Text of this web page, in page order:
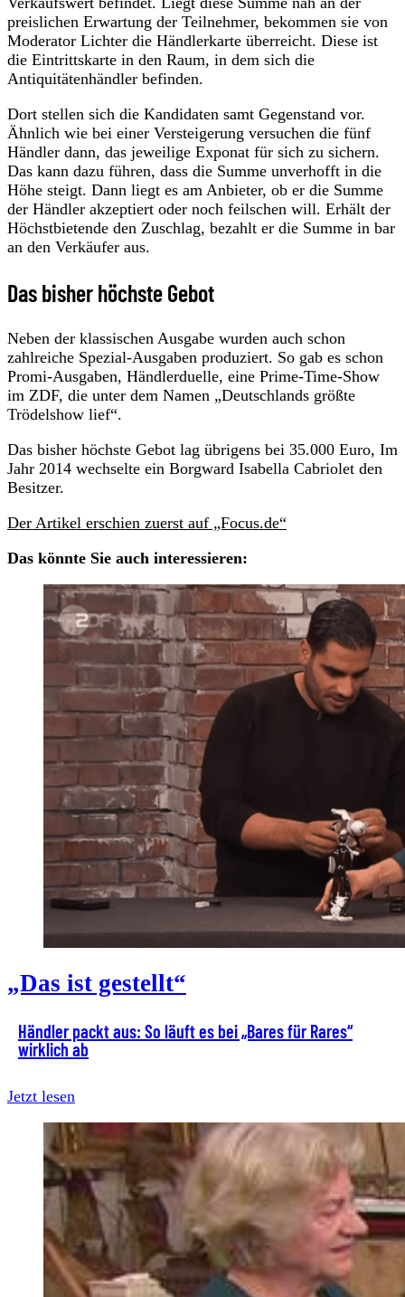
preislichen Erwartung der Teilnehmer, bekommen sie von
Moderator Lichter die Händlerkarte überreicht. Diese ist
die Eintrittskarte in den Raum, in dem sich die
Antiquitätenhändler befinden.
Dort stellen sich die Kandidaten samt Gegenstand vor.
Ähnlich wie bei einer Versteigerung versuchen die fünf
Händler dann, das jeweilige Exponat für sich zu sichern.
Das kann dazu führen, dass die Summe unverhofft in die
Höhe steigt. Dann liegt es am Anbieter, ob er die Summe
der Händler akzeptiert oder noch feilschen will. Erhält der
Höchstbietende den Zuschlag, bezahlt er die Summe in bar
an den Verkäufer aus.
Das bisher höchste Gebot
Neben der klassischen Ausgabe wurden auch schon
zahlreiche Spezial-Ausgaben produziert. So gab es schon
Promi-Ausgaben, Händlerduelle, eine Prime-Time-Show
im ZDF, die unter dem Namen „Deutschlands größte
Trödelshow lief“.
Das bisher höchste Gebot lag übrigens bei 35.000 Euro, Im
Jahr 2014 wechselte ein Borgward Isabella Cabriolet den
Besitzer.
Der Artikel erschien zuerst auf „Focus.de“
Das könnte Sie auch interessieren:
„Das ist gestellt“
Händler packt aus: So läuft es bei „Bares für Rares“
wirklich ab
Jetzt lesen